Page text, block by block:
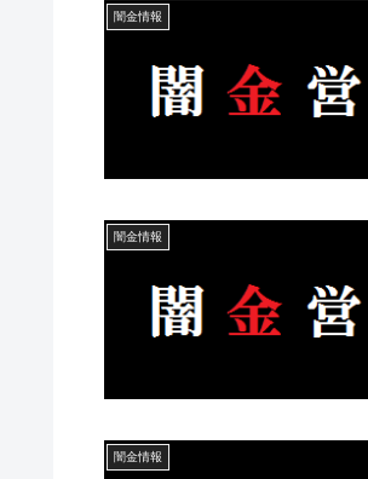
闇金情報
闇金情報
闇金情報